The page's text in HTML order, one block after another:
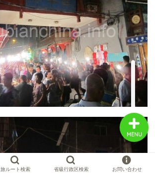
旅ルート検索 省級行政区検索 お問い合わせ
MENU
中国の世界遺産
中国旅行の情報案内
中国麺ランキング